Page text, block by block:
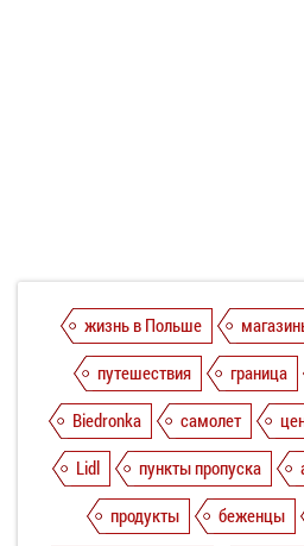
жизнь в Польше
путешествия
граница
Biedronka
самолет
Lidl
пункты пропуска
продукты
беженцы